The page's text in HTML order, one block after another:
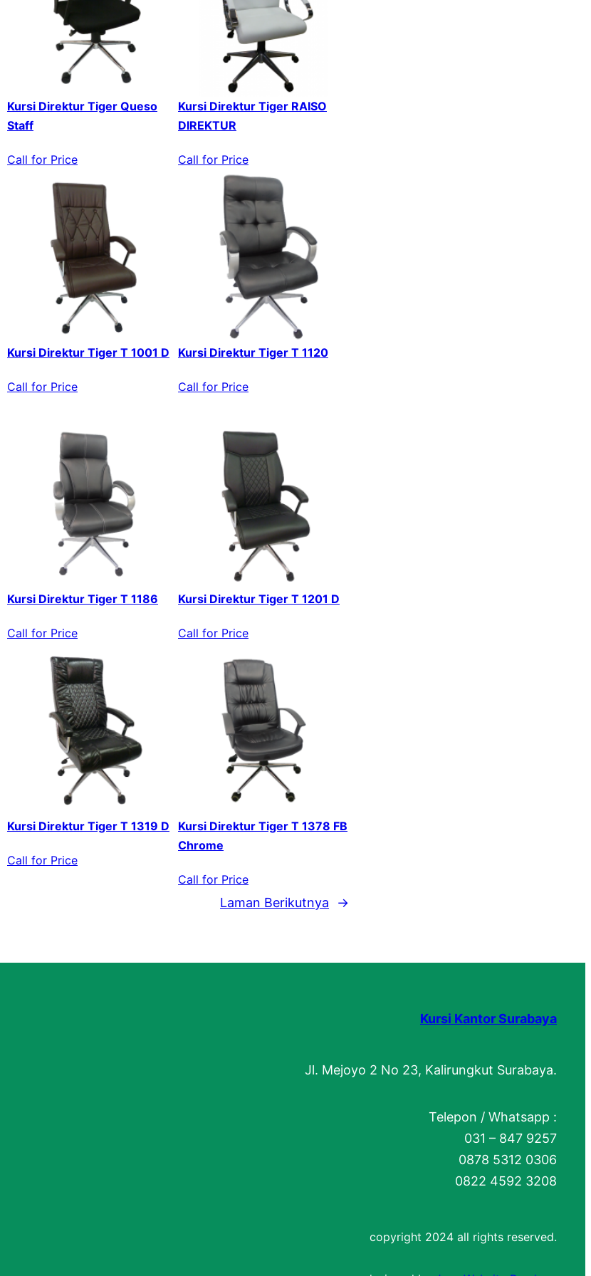
Kursi Direktur Tiger Queso
Staff
Call for Price
Kursi Direktur Tiger RAISO
DIREKTUR
Call for Price
Kursi Direktur Tiger T 1001 D
Call for Price
Kursi Direktur Tiger T 1120
Call for Price
Kursi Direktur Tiger T 1186
Call for Price
Kursi Direktur Tiger T 1201 D
Call for Price
Kursi Direktur Tiger T 1319 D
Call for Price
Kursi Direktur Tiger T 1378 FB
Chrome
Call for Price
Laman Berikutnya →
Kursi Kantor Surabaya
Jl. Mejoyo 2 No 23, Kalirungkut Surabaya.
Telepon / Whatsapp :
031 – 847 9257
0878 5312 0306
0822 4592 3208
copyright 2024 all rights reserved.